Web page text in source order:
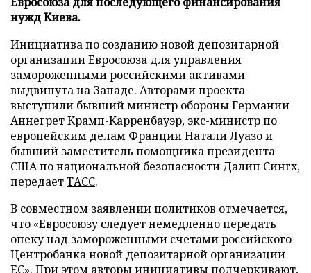
нужд Киева.
Инициатива по созданию новой депозитарной
организации Евросоюза для управления
замороженными российскими активами
выдвинута на Западе. Авторами проекта
выступили бывший министр обороны Германии
Аннегрет Крамп-Карренбауэр, экс-министр по
европейским делам Франции Натали Луазо и
бывший заместитель помощника президента
США по национальной безопасности Далип Сингх,
передаетТАСС.
В совместном заявлении политиков отмечается,
что «Евросоюзу следует немедленно передать
опеку над замороженными счетами российского
Центробанка новой депозитарной организации
ЕС». При этом авторы инициативы подчеркивают,